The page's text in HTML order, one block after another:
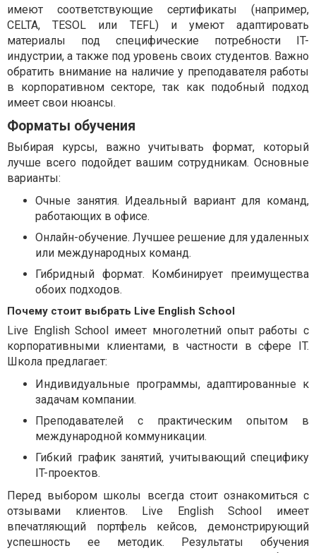
имеют соответствующие сертификаты (например,
CELTA, TESOL или TEFL) и умеют адаптировать
материалы под специфические потребности IT-
индустрии, а также под уровень своих студентов. Важно
обратить внимание на наличие у преподавателя работы
в корпоративном секторе, так как подобный подход
имеет свои нюансы.
Форматы обучения
Выбирая курсы, важно учитывать формат, который
лучше всего подойдет вашим сотрудникам. Основные
варианты:
Очные занятия. Идеальный вариант для команд,
работающих в офисе.
Онлайн-обучение. Лучшее решение для удаленных
или международных команд.
Гибридный формат. Комбинирует преимущества
обоих подходов.
Почему стоит выбрать Live English School
Live English School имеет многолетний опыт работы с
корпоративными клиентами, в частности в сфере IT.
Школа предлагает:
Индивидуальные программы, адаптированные к
задачам компании.
Преподавателей с практическим опытом в
международной коммуникации.
Гибкий график занятий, учитывающий специфику
IT-проектов.
Перед выбором школы всегда стоит ознакомиться с
отзывами клиентов. Live English School имеет
впечатляющий портфель кейсов, демонстрирующий
успешность ее методик. Результаты обучения